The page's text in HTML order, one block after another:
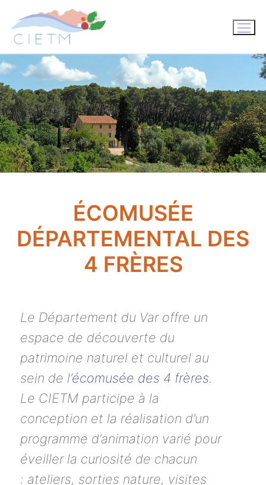
contenu
ÉCOMUSÉE
DÉPARTEMENTAL DES
4 FRÈRES
Le Département du Var offre un
espace de découverte du
patrimoine naturel et culturel au
sein de l’écomusée des 4 frères.
Le CIETM participe à la
conception et la réalisation d’un
programme d’animation varié pour
éveiller la curiosité de chacun
: ateliers, sorties nature, visites